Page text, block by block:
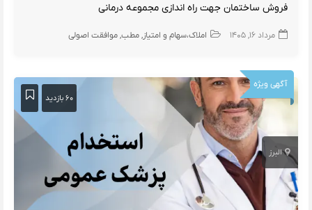
فروش ساختمان جهت راه اندازی مجموعه درمانی
مرداد ۱۶, ۱۴۰۵ املاک،سهام و امتیاز مطب موافقت اصولی
آگهی ویژه
۶۰ بازدید
البرز